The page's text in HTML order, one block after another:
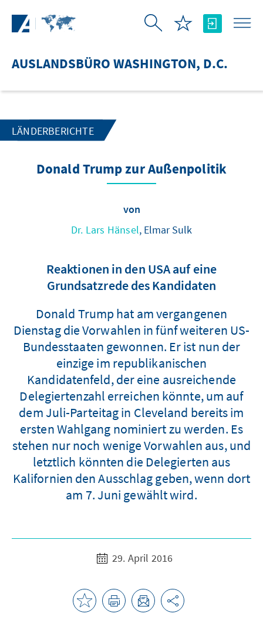
AUSLANDSBÜRO WASHINGTON, D.C.
LÄNDERBERICHTE
Donald Trump zur Außenpolitik
von
Dr. Lars Hänsel, Elmar Sulk
Reaktionen in den USA auf eine
Grundsatzrede des Kandidaten
Donald Trump hat am vergangenen
Dienstag die Vorwahlen in fünf weiteren US-
Bundesstaaten gewonnen. Er ist nun der
einzige im republikanischen
Kandidatenfeld, der eine ausreichende
Delegiertenzahl erreichen könnte, um auf
dem Juli-Parteitag in Cleveland bereits im
ersten Wahlgang nominiert zu werden. Es
stehen nur noch wenige Vorwahlen aus, und
letztlich könnten die Delegierten aus
Kalifornien den Ausschlag geben, wenn dort
am 7. Juni gewählt wird.
29. April 2016